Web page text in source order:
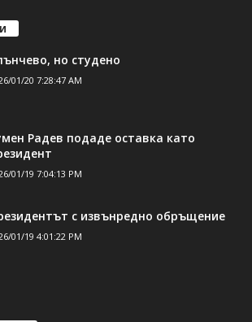
но студено
01/20 7:28:47 AM
Радев подаде оставка като
01/19 7:04:13 PM
с извънредно обръщение
01/19 4:01:22 PM